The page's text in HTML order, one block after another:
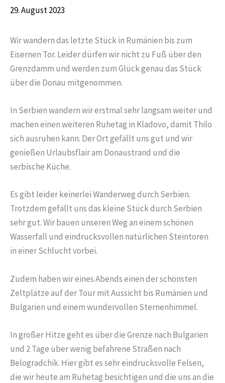
29. August 2023
Wir wandern das letzte Stück in Rumänien bis zum
Eisernen Tor. Leider dürfen wir nicht zu Fuß über den
Grenzdamm und werden zum Glück genau das Stück
über die Donau mitgenommen.
In Serbien wandern wir erstmal sehr langsam weiter und
machen einen weiteren Ruhetag in Kladovo, damit Thilo
sich ausruhen kann. Der Ort gefällt uns gut und wir
genießen Urlaubsflair am Donaustrand und die
serbische Küche.
Es gibt leider keinerlei Wanderweg durch Serbien.
Trotzdem gefällt uns das kleine Stück durch Serbien
sehr gut. Wir bauen unseren Weg an einem schönen
Wasserfall und eindrucksvollen natürlichen Steintoren
in einer Schlucht vorbei.
Zudem haben wir eines Abends einen der schönsten
Zeltplätze auf der Tour mit Aussicht bis Rumänien und
Bulgarien und einem wundervollen Sternenhimmel.
In großer Hitze geht es über die Grenze nach Bulgarien
und 2 Tage über wenig befahrene Straßen nach
Belogradchik. Hier gibt es sehr eindrucksvolle Felsen,
die wir heute am Ruhetag besichtigen und die uns an die